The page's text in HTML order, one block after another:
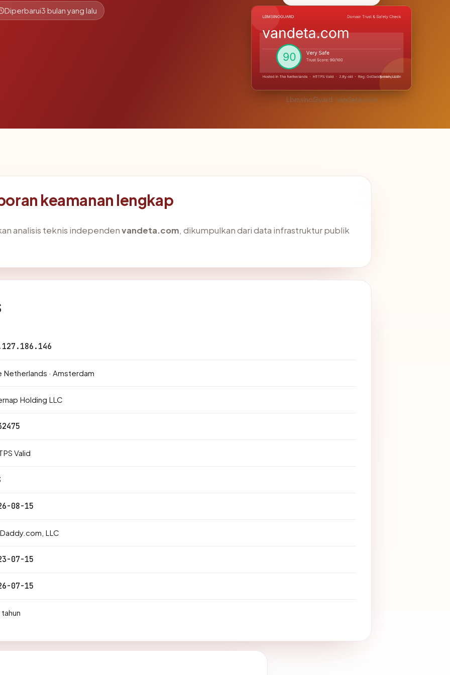
Diperbarui3 bulan yang lalu
LbmsinoGuard · vandeta.com
keamanan lengkap
analisis teknis independenvandeta.com, dikumpulkan dari data infrastruktur publik
Netherlands · Amsterdam
Holding LLC
Valid
08-15
LLC
07-15
07-15